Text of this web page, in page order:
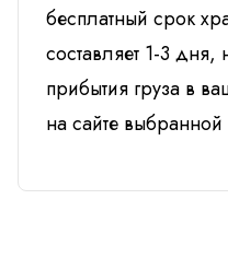
бесплатный срок
составляет 1-3 дня,
прибытия груза в
на сайте выбранной